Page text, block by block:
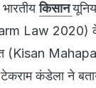
भारतीयकिसान
Law
(Kisan
कंडेला ने